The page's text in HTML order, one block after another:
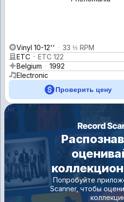
Vinyl 10-12''
33 ⅓ RPM
ETC
ETC 122
Belgium
1992
Electronic
Проверить цену
Попробуйте
Scanner, чтобы